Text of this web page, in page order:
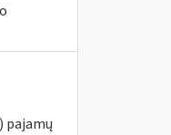
pajamų